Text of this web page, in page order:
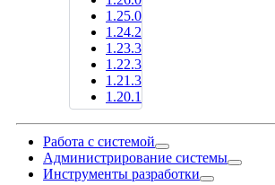
1.25.0
1.24.2
1.23.3
1.22.3
1.21.3
1.20.1
Работа с системой
Администрирование системы
Инструменты разработки